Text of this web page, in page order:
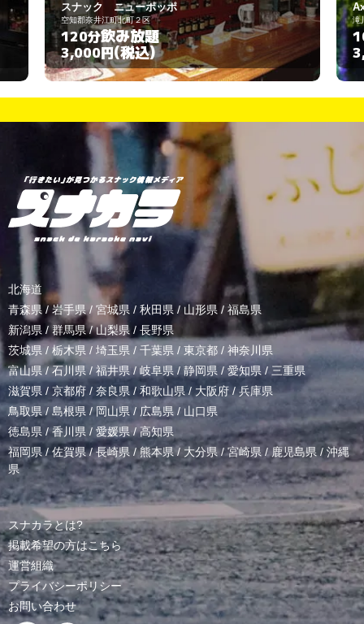
AxY
滝川市本町1丁目2-26
100分飲み放題
3,000円(税込)
北海道
青森県 / 岩手県/ 宮城県 / 秋田県 / 山形県/ 福島県
新潟県 /群馬県/山梨県 / 長野県
茨城県 / 栃木県 / 埼玉県 / 千葉県 / 東京都 / 神奈川県
富山県 /石川県/福井県/岐阜県 / 静岡県 / 愛知県 / 三重県
滋賀県 / 京都府 / 奈良県 / 和歌山県/ 大阪府 /兵庫県
鳥取県/ 島根県 /岡山県/ 広島県 / 山口県
徳島県 /香川県 / 愛媛県/高知県
福岡県/佐賀県/長崎県 /熊本県/ 大分県/宮崎県 /鹿児島県 / 沖縄
県
スナカラとは?
掲載希望の方はこちら
運営組織
プライバシーポリシー
お問い合わせ